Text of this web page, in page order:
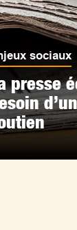
sociaux
presse
d’un